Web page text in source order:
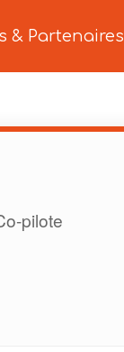
& Partenaires
pilote